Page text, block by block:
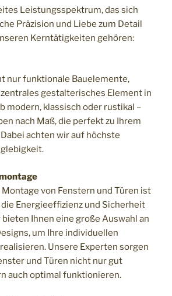
Leistungsspektrum, das sich
Präzision und Liebe zum Detail
Kerntätigkeiten gehören:
nur funktionale Bauelemente,
gestalterisches Element in
modern, klassisch oder rustikal –
nach Maß, die perfekt zu Ihrem
achten wir auf höchste
von Fenstern und Türen ist
Energieeffizienz und Sicherheit
bieten Ihnen eine große Auswahl an
um Ihre individuellen
Unsere Experten sorgen
und Türen nicht nur gut
auch optimal funktionieren.